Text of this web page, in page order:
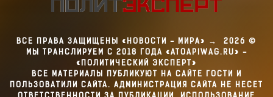
ВСЕ ПРАВА ЗАЩИЩЕНЫ «НОВОСТИ - МИРА» → 2026 ©
МЫ ТРАНСЛИРУЕМ С 2018 ГОДА «ATOAPIWAG.RU» -
«ПОЛИТИЧЕСКИЙ ЭКСПЕРТ»
ВСЕ МАТЕРИАЛЫ ПУБЛИКУЮТ НА САЙТЕ ГОСТИ И
ПОЛЬЗОВАТИЛИ САЙТА. АДМИНИСТРАЦИЯ САЙТА НЕ НЕСЕТ